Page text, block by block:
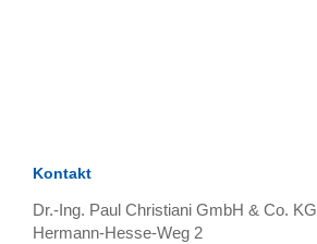
Kontakt
Dr.-Ing. Paul Christiani GmbH & Co. KG
Hermann-Hesse-Weg 2